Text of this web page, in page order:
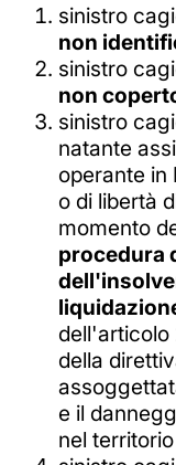
sinistro
non
sinistro
non
sinistro
natante
operante in
o di libertà
momento
procedura
dell'articolo
della
e il
nel